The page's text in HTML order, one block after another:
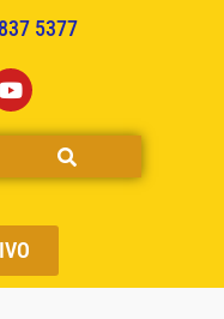
5377